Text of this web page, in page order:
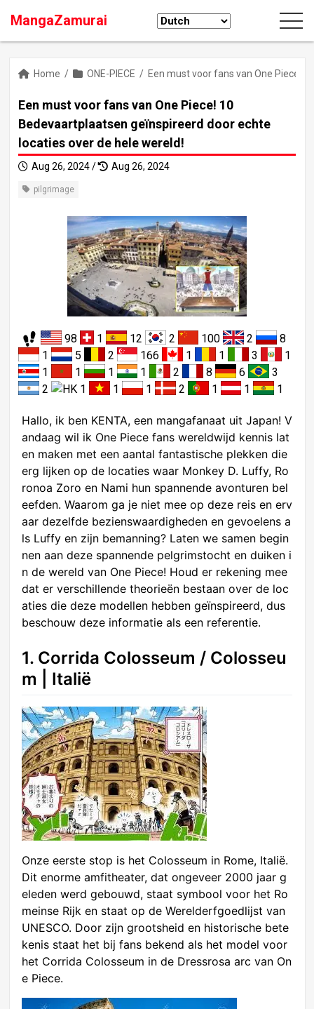
MangaZamurai
Home / ONE-PIECE / Een must voor fans van One Piece!
Een must voor fans van One Piece! 10
Bedevaartplaatsen geïnspireerd door echte
locaties over de hele wereld!
Aug 26, 2024 / Aug 26, 2024
pilgrimage
98 1 12 2 100 2
8
1
5 2 166 1 1 3
1
1
1 1 1 2 8 6
3
2
1 1 1 2 1 1 1
Hallo, ik ben KENTA, een mangafanaat uit Japan! V
andaag wil ik One Piece fans wereldwijd kennis lat
en maken met een aantal fantastische plekken die
erg lijken op de locaties waar Monkey D. Luffy, Ro
ronoa Zoro en Nami hun spannende avonturen bel
eefden. Waarom ga je niet mee op deze reis en erv
aar dezelfde bezienswaardigheden en gevoelens a
ls Luffy en zijn bemanning? Laten we samen begin
nen aan deze spannende pelgrimstocht en duiken i
n de wereld van One Piece! Houd er rekening mee
dat er verschillende theorieën bestaan over de loc
aties die deze modellen hebben geïnspireerd, dus
beschouw deze informatie als een referentie.
1. Corrida Colosseum / Colosseu
m | Italië
Onze eerste stop is het Colosseum in Rome, Italië.
Dit enorme amfitheater, dat ongeveer 2000 jaar g
eleden werd gebouwd, staat symbool voor het Ro
meinse Rijk en staat op de Werelderfgoedlijst van
UNESCO. Door zijn grootsheid en historische bete
kenis staat het bij fans bekend als het model voor
het Corrida Colosseum in de Dressrosa arc van On
e Piece.